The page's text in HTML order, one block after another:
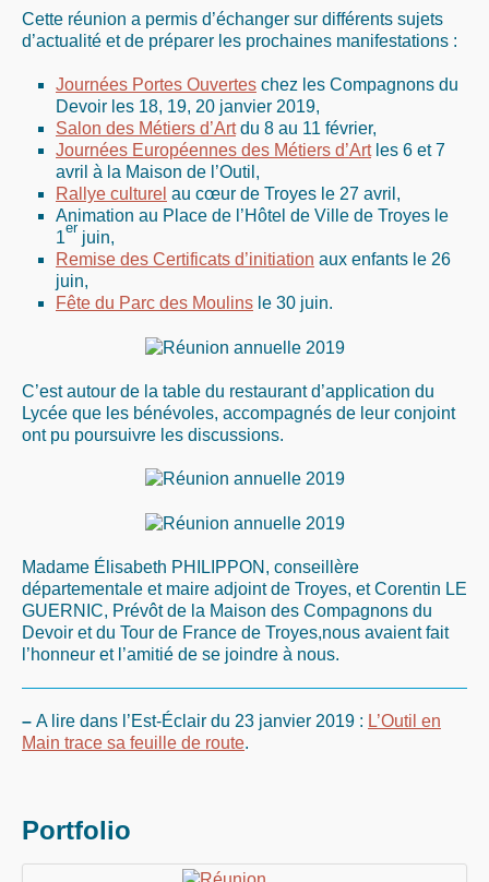
Cette réunion a permis d’échanger sur différents sujets
d’actualité et de préparer les prochaines manifestations :
Journées Portes Ouvertes chez les Compagnons du
Devoir les 18, 19, 20 janvier 2019,
Salon des Métiers d’Artdu 8 au 11 février,
Journées Européennes des Métiers d’Artles 6 et 7
avril à la Maison de l’Outil,
Rallye culturel au cœur de Troyes le 27 avril,
Animation au Place de l’Hôtel de Ville de Troyes le
1
er
juin,
Remise des Certificats d’initiation aux enfants le 26
juin,
Fête du Parc des Moulins le 30 juin.
C’est autour de la table du restaurant d’application du
Lycée que les bénévoles, accompagnés de leur conjoint
ont pu poursuivre les discussions.
Madame Élisabeth PHILIPPON, conseillère
départementale et maire adjoint de Troyes, et Corentin LE
GUERNIC, Prévôt de la Maison des Compagnons du
Devoir et du Tour de France de Troyes,nous avaient fait
l’honneur et l’amitié de se joindre à nous.
– A lire dans l’Est-Éclair du 23 janvier 2019 : L’Outil en
Main trace sa feuille de route.
Portfolio